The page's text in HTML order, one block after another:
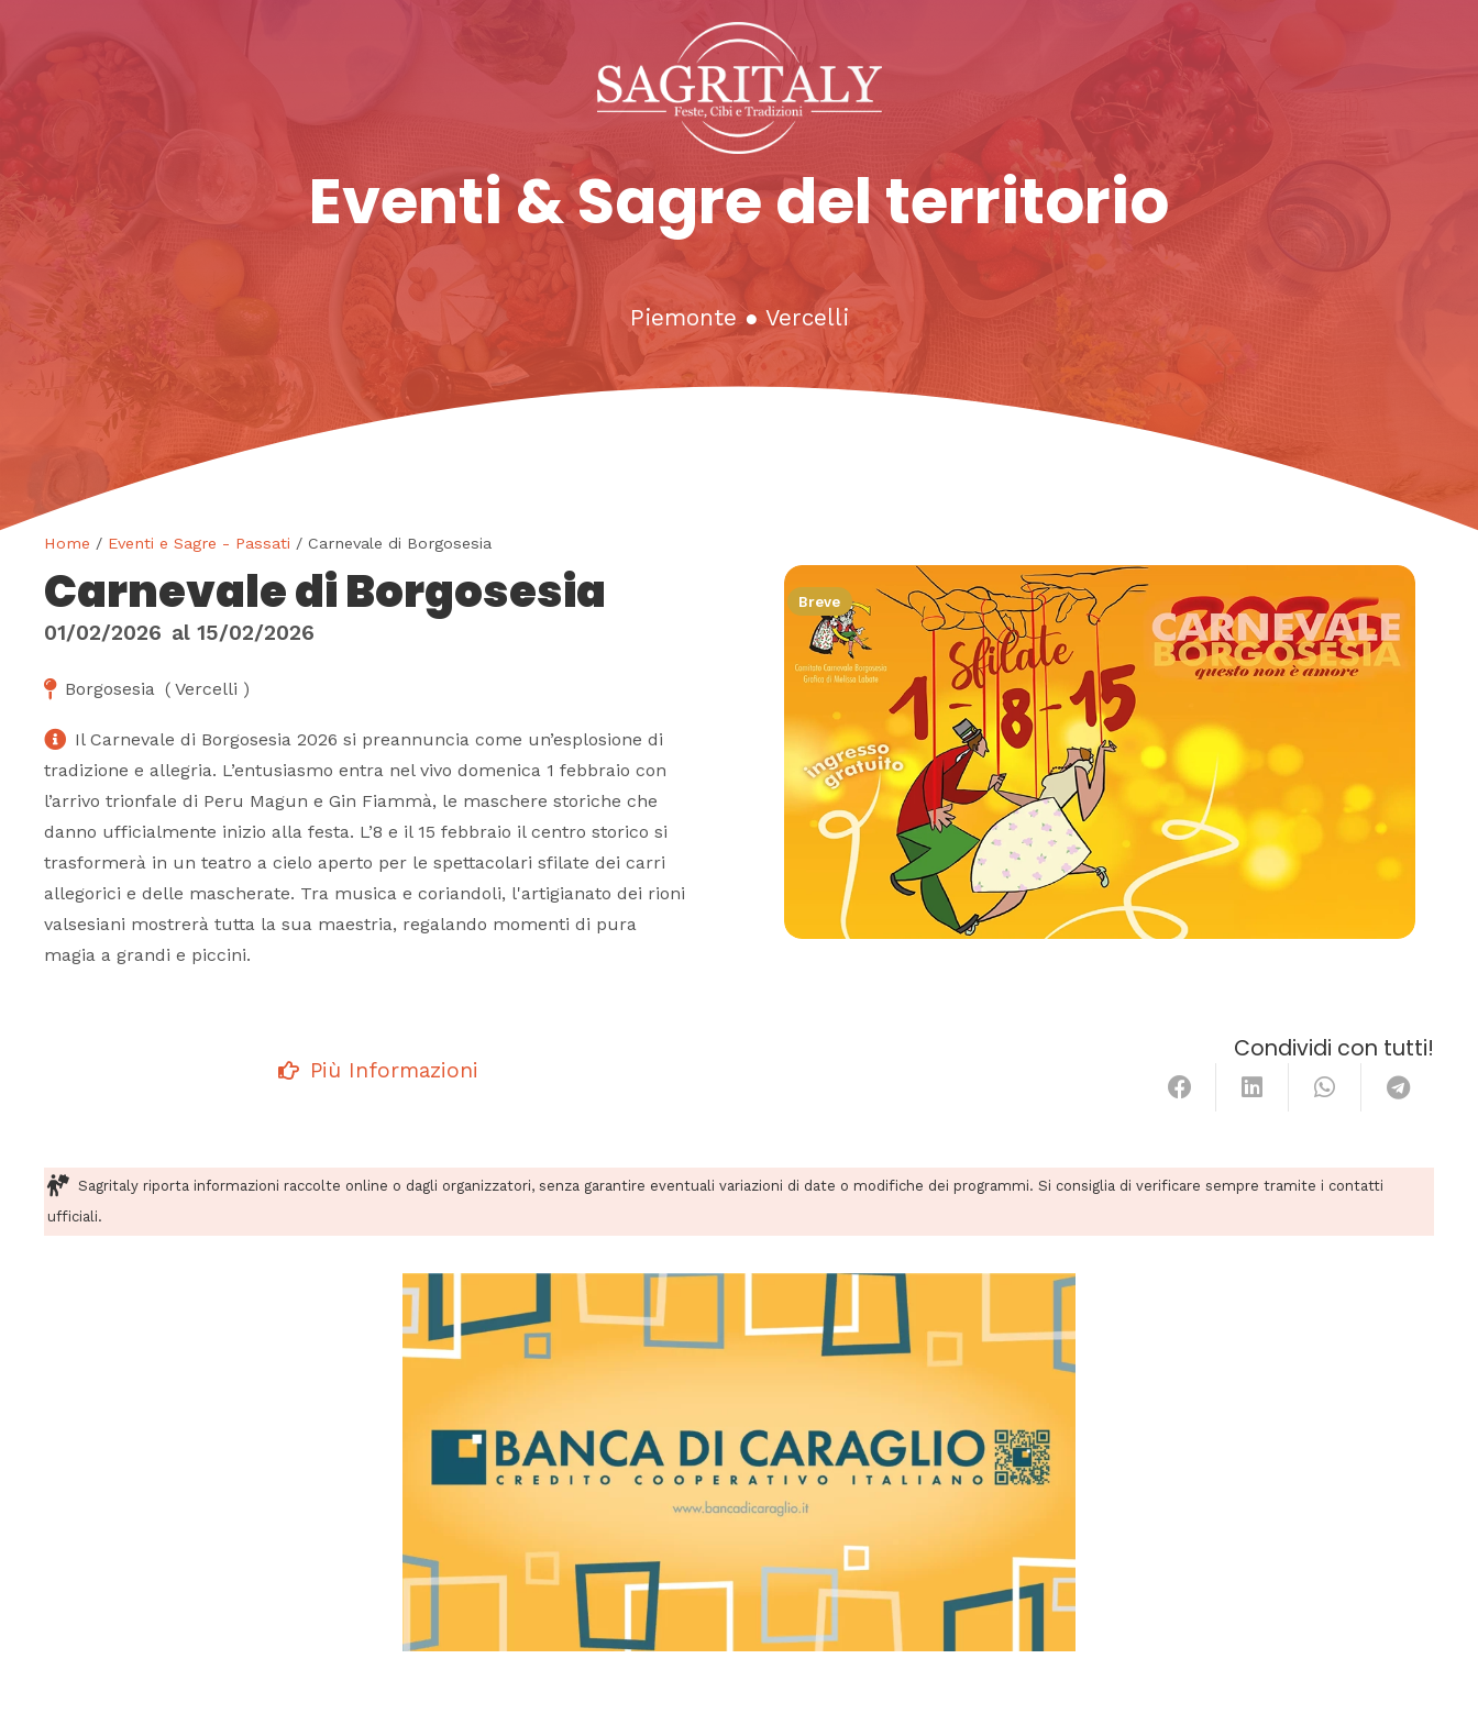
Eventi & Sagre del territorio
Piemonte ● Vercelli
Home / Eventi e Sagre - Passati / Carnevale di Borgosesia
Carnevale di Borgosesia
01/02/2026 al 15/02/2026
Borgosesia ( Vercelli )
Il Carnevale di Borgosesia 2026 si preannuncia come un’esplosione di
tradizione e allegria. L’entusiasmo entra nel vivo domenica 1 febbraio con
l’arrivo trionfale di Peru Magun e Gin Fiammà, le maschere storiche che
danno ufficialmente inizio alla festa. L’8 e il 15 febbraio il centro storico si
trasformerà in un teatro a cielo aperto per le spettacolari sfilate dei carri
allegorici e delle mascherate. Tra musica e coriandoli, l'artigianato dei rioni
valsesiani mostrerà tutta la sua maestria, regalando momenti di pura
magia a grandi e piccini.
Breve
Più Informazioni
Condividi con tutti!
Sagritaly riporta informazioni raccolte online o dagli organizzatori, senza garantire eventuali variazioni di date o modifiche dei programmi. Si consiglia di verificare sempre tramite i contatti
ufficiali.